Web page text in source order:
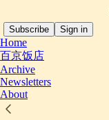
Subscribe
Sign in
Home
百京饭店
Archive
Newsletters
AboutLatest